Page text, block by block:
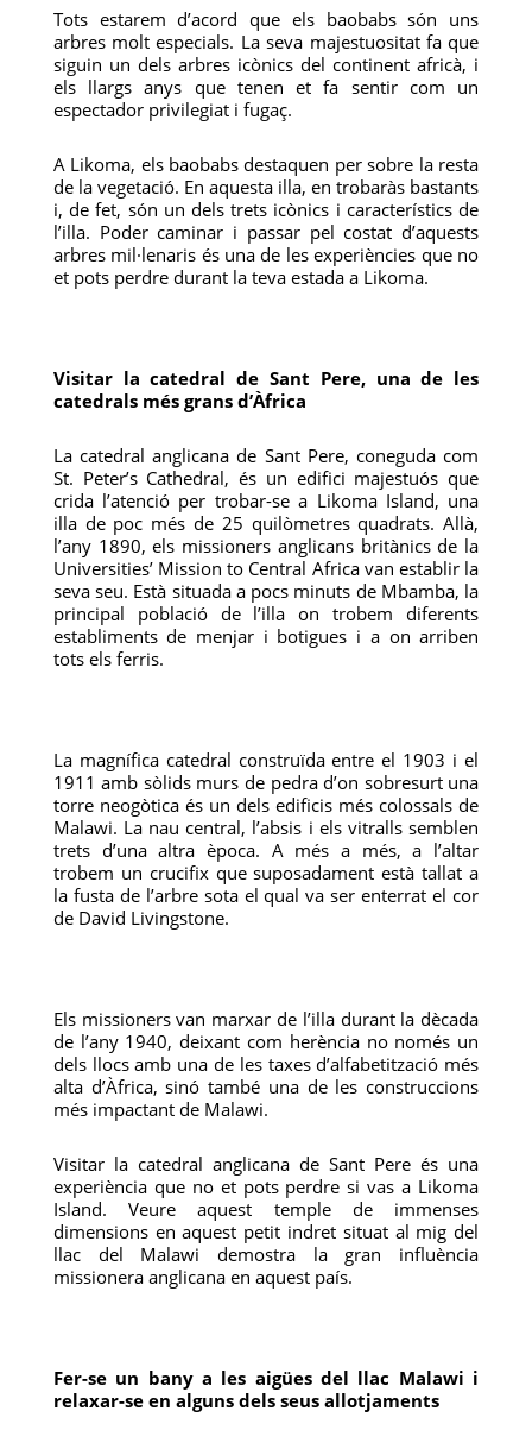
Tots estarem d’acord que els baobabs són uns
arbres molt especials. La seva majestuositat fa que
siguin un dels arbres icònics del continent africà, i
els llargs anys que tenen et fa sentir com un
espectador privilegiat i fugaç.
A Likoma, els baobabs destaquen per sobre la resta
de la vegetació. En aquesta illa, en trobaràs bastants
i, de fet, són un dels trets icònics i característics de
l’illa. Poder caminar i passar pel costat d’aquests
arbres mil·lenaris és una de les experiències que no
et pots perdre durant la teva estada a Likoma.
Visitar la catedral de Sant Pere, una de les
catedrals més grans d’Àfrica
La catedral anglicana de Sant Pere, coneguda com
St. Peter’s Cathedral, és un edifici majestuós que
crida l’atenció per trobar-se a Likoma Island, una
illa de poc més de 25 quilòmetres quadrats. Allà,
l’any 1890, els missioners anglicans britànics de la
Universities’ Mission to Central Africa van establir la
seva seu. Està situada a pocs minuts de Mbamba, la
principal població de l’illa on trobem diferents
establiments de menjar i botigues i a on arriben
tots els ferris.
La magnífica catedral construïda entre el 1903 i el
1911 amb sòlids murs de pedra d’on sobresurt una
torre neogòtica és un dels edificis més colossals de
Malawi. La nau central, l’absis i els vitralls semblen
trets d’una altra època. A més a més, a l’altar
trobem un crucifix que suposadament està tallat a
la fusta de l’arbre sota el qual va ser enterrat el cor
de David Livingstone.
Els missioners van marxar de l’illa durant la dècada
de l’any 1940, deixant com herència no només un
dels llocs amb una de les taxes d’alfabetització més
alta d’Àfrica, sinó també una de les construccions
més impactant de Malawi.
Visitar la catedral anglicana de Sant Pere és una
experiència que no et pots perdre si vas a Likoma
Island. Veure aquest temple de immenses
dimensions en aquest petit indret situat al mig del
llac del Malawi demostra la gran influència
missionera anglicana en aquest país.
Fer-se un bany a les aigües del llac Malawi i
relaxar-se en alguns dels seus allotjaments